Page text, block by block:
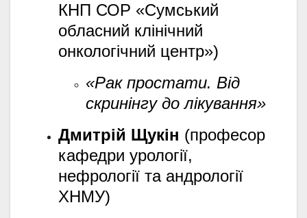
КНП СОР «Сумський
обласний клінічний
онкологічний центр»)
«Рак простати. Від
скринінгу до лікування»
Дмитрій Щукін (професор
кафедри урології,
нефрології та андрології
ХНМУ)